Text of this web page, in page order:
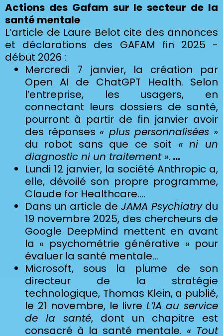
Actions des Gafam sur le secteur de la
santé mentale
L’article de Laure Belot cite des annonces
et déclarations des GAFAM fin 2025 -
début 2026 :
Mercredi 7 janvier, la création par
Open AI de ChatGPT Health. Selon
l’entreprise, les usagers, en
connectant leurs dossiers de santé,
pourront à partir de fin janvier avoir
des réponses « plus personnalisées »
du robot sans que ce soit « ni un
diagnostic ni un traitement ». …
Lundi 12 janvier, la société Anthropic a,
elle, dévoilé son propre programme,
Claude for Healthcare….
Dans un article de JAMA Psychiatrydu
19 novembre 2025, des chercheurs de
Google DeepMind mettent en avant
la « psychométrie générative » pour
évaluer la santé mentale...
Microsoft, sous la plume de son
directeur de la stratégie
technologique, Thomas Klein, a publié,
le 21 novembre, le livre L’IA au service
de la santé, dont un chapitre est
consacré à la santé mentale. « Tout